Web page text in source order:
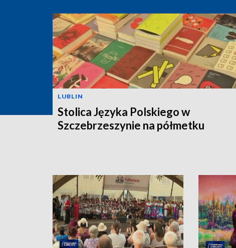
LUBLIN
Stolica Języka Polskiego w
Szczebrzeszynie na półmetku